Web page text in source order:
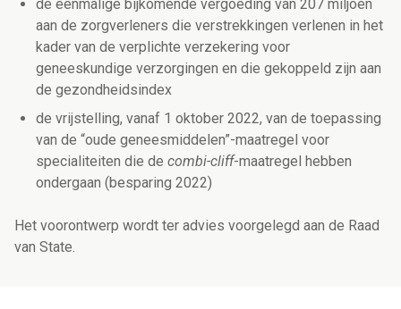
de eenmalige bijkomende vergoeding van 207 miljoen
aan de zorgverleners die verstrekkingen verlenen in het
kader van de verplichte verzekering voor
geneeskundige verzorgingen en die gekoppeld zijn aan
de gezondheidsindex
de vrijstelling, vanaf 1 oktober 2022, van de toepassing
van de “oude geneesmiddelen”-maatregel voor
specialiteiten die de combi-cliff-maatregel hebben
ondergaan (besparing 2022)
Het voorontwerp wordt ter advies voorgelegd aan de Raad
van State.